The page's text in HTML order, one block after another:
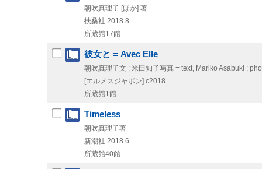
朝吹真理子 [ほか] 著
扶桑社 2018.8
所蔵館17館
彼女と = Avec Elle
朝吹真理子文 ; 米田知子写真 = text, Mariko Asabuki ;
[エルメスジャポン] c2018
所蔵館1館
Timeless
朝吹真理子著
新潮社 2018.6
所蔵館40館